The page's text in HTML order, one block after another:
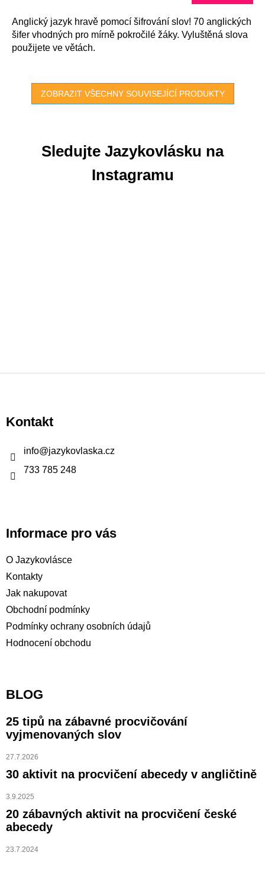
5
hvězdiček.
Anglický jazyk hravě pomocí šifrování slov! 70 anglických
šifer vhodných pro mírně pokročilé žáky. Vyluštěná slova
použijete ve větách.
ZOBRAZIT VŠECHNY SOUVISEJÍCÍ PRODUKTY
Sledujte Jazykovlásku na
Instagramu
p
aKontakt
info@jazykovlaska.cz
733 785 248
Informace pro vás
O Jazykovlásce
Kontakty
Jak nakupovat
Obchodní podmínky
Podmínky ochrany osobních údajů
Hodnocení obchodu
BLOG
25 tipů na zábavné procvičování
vyjmenovaných slov
27.7.2026
30 aktivit na procvičení abecedy v angličtině
3.9.2025
20 zábavných aktivit na procvičení české
abecedy
23.7.2024